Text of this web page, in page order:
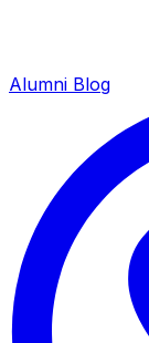
Alumni Blog